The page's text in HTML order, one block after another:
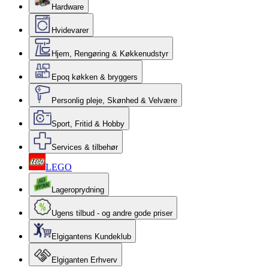
Hardware
Hvidevarer
Hjem, Rengøring & Køkkenudstyr
Epoq køkken & bryggers
Personlig pleje, Skønhed & Velvære
Sport, Fritid & Hobby
Services & tilbehør
LEGO
Lageroprydning
Ugens tilbud - og andre gode priser
Elgigantens Kundeklub
Elgiganten Erhverv